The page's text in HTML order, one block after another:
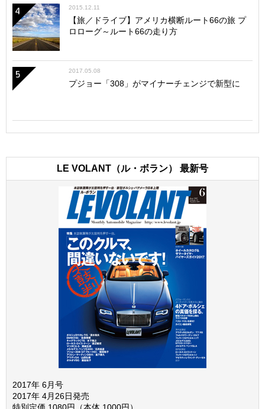
4 2015.12.11
【旅／ドライブ】アメリカ横断ルート66の旅 プ
ロローグ～ルート66の走り方
5 2017.05.08
プジョー「308」がマイナーチェンジで新型に
LE VOLANT（ル・ボラン） 最新号
2017年 6月号
2017年 4月26日発売